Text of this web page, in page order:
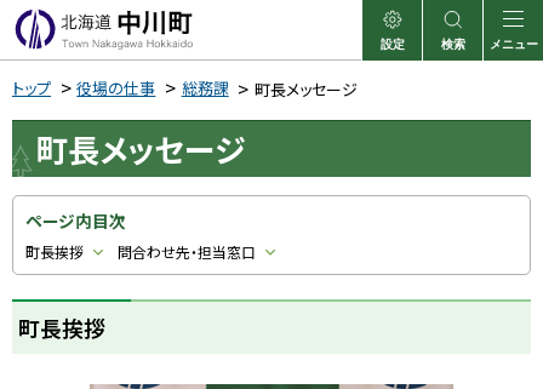
本
へ
メ
ニ
ュ
中川町 表示
設定
検索
サイト内検索
メニュー
トップ 役場の仕事 総務課 町長メッセージ
町長メッセージ
ページ内目次
町長挨拶 問合わせ先・担当窓口
町長挨拶